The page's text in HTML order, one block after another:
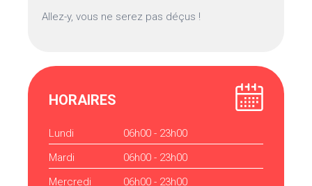
Allez-y, vous ne serez pas déçus !
HORAIRES
Lundi
06h00 - 23h00
Mardi
06h00 - 23h00
Mercredi
06h00 - 23h00